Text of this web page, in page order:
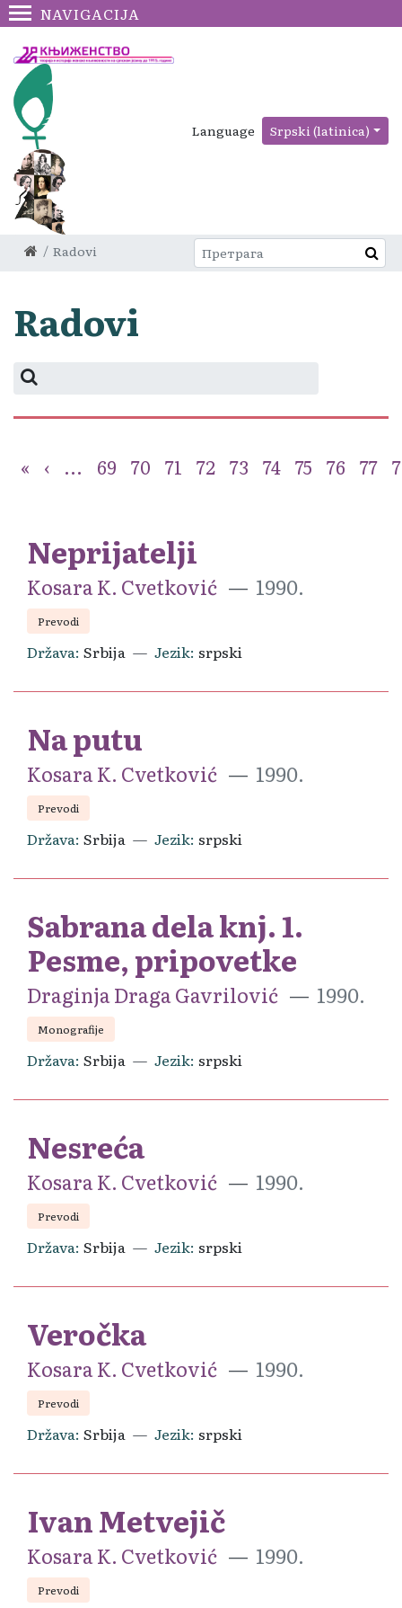
NAVIGACIJA
Language Srpski (latinica)
Radovi
Radovi
« ‹ ... 69 70 71 72 73 74 75 76 77
Neprijatelji
Kosara K. Cvetković 1990.
Prevodi
Država Srbija Jezik srpski
Na putu
Kosara K. Cvetković 1990.
Prevodi
Država Srbija Jezik srpski
Sabrana dela knj. 1.
Pesme, pripovetke
Draginja Draga Gavrilović 1990.
Monografije
Država Srbija Jezik srpski
Nesreća
Kosara K. Cvetković 1990.
Prevodi
Država Srbija Jezik srpski
Veročka
Kosara K. Cvetković 1990.
Prevodi
Država Srbija Jezik srpski
Ivan Metvejič
Kosara K. Cvetković 1990.
Prevodi